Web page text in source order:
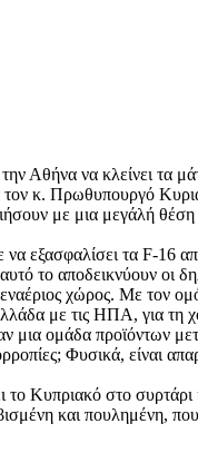
την Αθήνα να κλείνει
τον κ. Πρωθυπουργό
με μια μεγάλή
εξασφαλίσει τα F-16
το αποδεικνύουν οι
χώρος. Με τον
με τις ΗΠΑ, για
μια ομάδα προϊόντων
Φυσικά, είναι
το Κυπριακό στο
και πουλημένη,